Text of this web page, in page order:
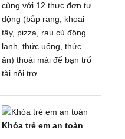
cùng với 12 thực đơn tự
động (bắp rang, khoai
tây, pizza, rau củ đông
lạnh, thức uống, thức
ăn) thoải mái để bạn trổ
tài nội trợ.
Khóa trẻ em an toàn